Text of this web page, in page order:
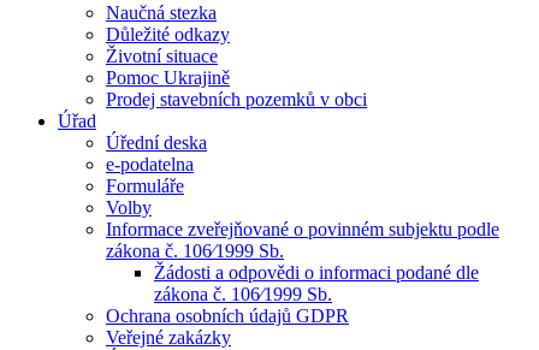
Naučná stezka
Důležité odkazy
Životní situace
Pomoc Ukrajině
Prodej stavebních pozemků v obci
Úřad
Úřední deska
e-podatelna
Formuláře
Volby
Informace zveřejňované o povinném subjektu podle
zákona č. 106⁄1999 Sb.
Žádosti a odpovědi o informaci podané dle
zákona č. 106⁄1999 Sb.
Ochrana osobních údajů GDPR
Veřejné zakázky